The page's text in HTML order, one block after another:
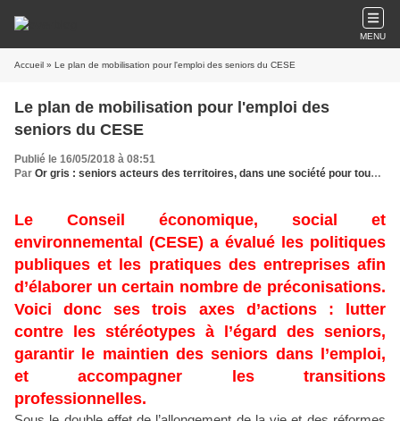
MENU
Accueil » Le plan de mobilisation pour l'emploi des seniors du CESE
Le plan de mobilisation pour l'emploi des
seniors du CESE
Publié le 16/05/2018 à 08:51
Par Or gris : seniors acteurs des territoires, dans une société pour tous les âges
Le Conseil économique, social et
environnemental (CESE) a évalué les politiques
publiques et les pratiques des entreprises afin
d’élaborer un certain nombre de préconisations.
Voici donc ses trois axes d’actions : lutter
contre les stéréotypes à l’égard des seniors,
garantir le maintien des seniors dans l’emploi,
et accompagner les transitions
professionnelles.